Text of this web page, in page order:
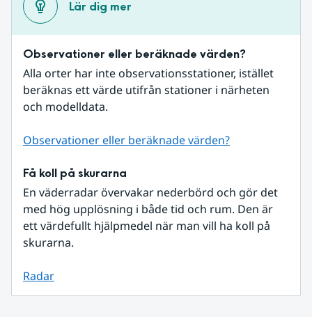
Lär dig mer
Observationer eller beräknade värden?
Alla orter har inte observationsstationer, istället
beräknas ett värde utifrån stationer i närheten
och modelldata.
Observationer eller beräknade värden?
Få koll på skurarna
En väderradar övervakar nederbörd och gör det
med hög upplösning i både tid och rum. Den är
ett värdefullt hjälpmedel när man vill ha koll på
skurarna.
Radar